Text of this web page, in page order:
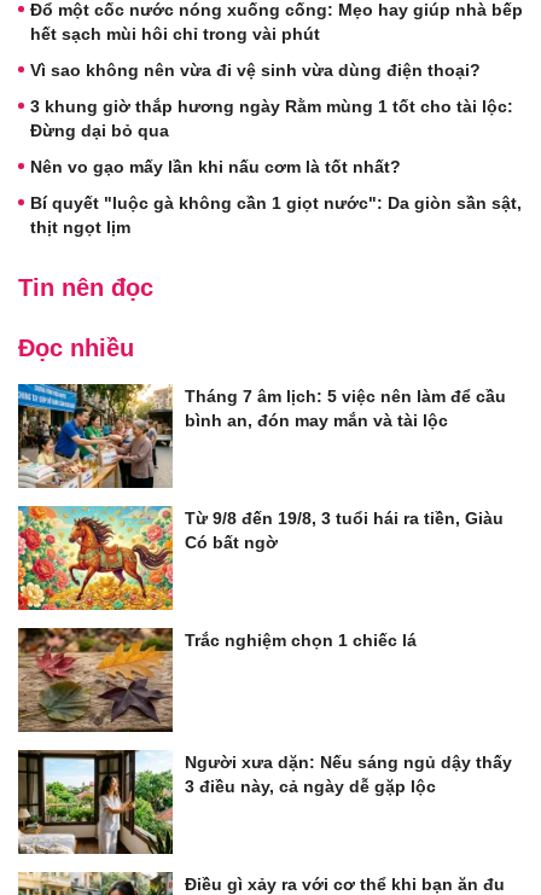
Đổ một cốc nước nóng xuống cống: Mẹo hay giúp nhà bếp
hết sạch mùi hôi chỉ trong vài phút
Vì sao không nên vừa đi vệ sinh vừa dùng điện thoại?
3 khung giờ thắp hương ngày Rằm mùng 1 tốt cho tài lộc:
Đừng dại bỏ qua
Nên vo gạo mấy lần khi nấu cơm là tốt nhất?
Bí quyết "luộc gà không cần 1 giọt nước": Da giòn sần sật,
thịt ngọt lịm
Tin nên đọc
Đọc nhiều
Tháng 7 âm lịch: 5 việc nên làm để cầu
bình an, đón may mắn và tài lộc
Từ 9/8 đến 19/8, 3 tuổi hái ra tiền, Giàu
Có bất ngờ
Trắc nghiệm chọn 1 chiếc lá
Người xưa dặn: Nếu sáng ngủ dậy thấy
3 điều này, cả ngày dễ gặp lộc
Điều gì xảy ra với cơ thể khi bạn ăn đu